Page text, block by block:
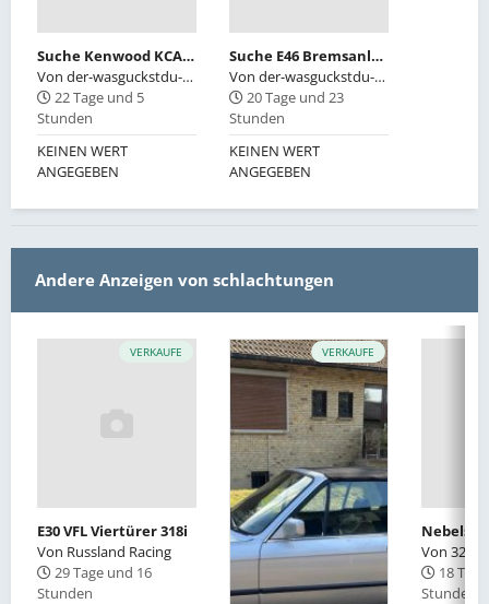
Suche Kenwood KCA-S210A Steuergerät für CD-Wechsler
Von der-wasguckstdu-dreier
22 Tage und 5
Stunden
KEINEN WERT
ANGEGEBEN
Suche E46 Bremsanlage
Von der-wasguckstdu-dreier
20 Tage und 23
Stunden
KEINEN WERT
ANGEGEBEN
Andere Anzeigen von schlachtungen
VERKAUFE
E30 VFL Viertürer 318i
Von Russland Racing
29 Tage und 16
Stunden
VERKAUFE
Von
18
Stunden